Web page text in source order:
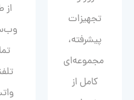
تجهیزات
پیشرفته،
مجموعه‌ای
کامل از
از